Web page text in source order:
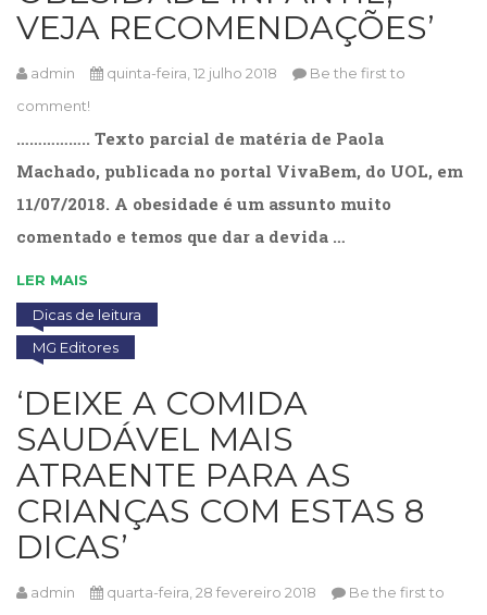
VEJA RECOMENDAÇÕES’
admin quinta-feira, 12 julho 2018
Be the first to
comment!
…………….. Texto parcial de matéria de Paola
Machado, publicada no portal VivaBem, do UOL, em
11/07/2018. A obesidade é um assunto muito
comentado e temos que dar a devida …
LER MAIS
Dicas de leitura
MG Editores
‘DEIXE A COMIDA
SAUDÁVEL MAIS
ATRAENTE PARA AS
CRIANÇAS COM ESTAS 8
DICAS’
admin quarta-feira, 28 fevereiro 2018
Be the first to